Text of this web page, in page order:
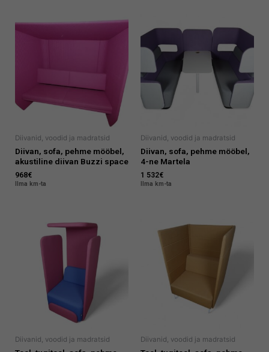
Diivanid, voodid ja madratsid
Diivan, sofa, pehme mööbel,
akustiline diivan Buzzi space
968€
Ilma km-ta
Diivanid, voodid ja madratsid
Diivan, sofa, pehme mööbel,
4-ne Martela
1 532€
Ilma km-ta
Diivanid, voodid ja madratsid Diivanid, voodid ja madratsid